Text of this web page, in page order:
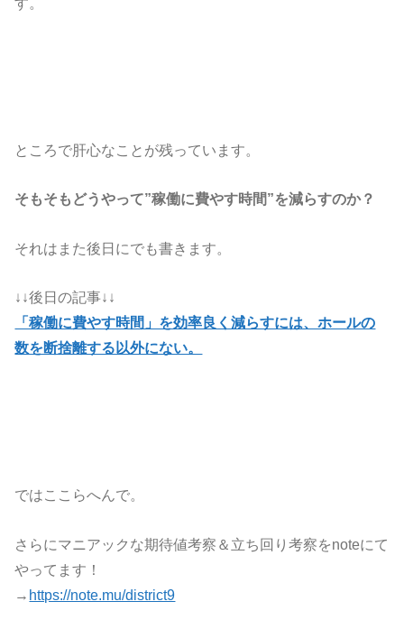
ところで肝心なことが残っています。
そもそもどうやって”稼働に費やす時間”を減らすのか？
それはまた後日にでも書きます。
↓↓後日の記事↓↓
「稼働に費やす時間」を効率良く減らすには、ホールの
数を断捨離する以外にない。
ではここらへんで。
さらにマニアックな期待値考察＆立ち回り考察をnoteにて
やってます！
→ https://note.mu/district9